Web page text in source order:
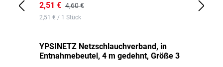
2,51 € 4,60 €
2,51 € / 1 Stück
YPSINETZ Netzschlauchverband, in
Entnahmebeutel, 4 m gedehnt, Größe 3